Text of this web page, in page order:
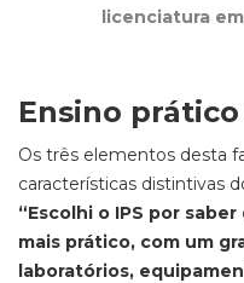
licenciatura
Ensino
Os três elementos desta
características distintivas
“Escolhi o IPS por
mais prático, com um
laboratórios,